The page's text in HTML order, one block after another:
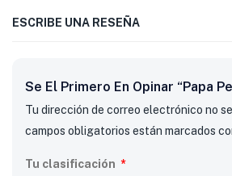
ESCRIBE UNA RESEÑA
Se El Primero En Opinar “Papa
Tu dirección de correo electrónico no
campos obligatorios están marcados
Tu clasificación *